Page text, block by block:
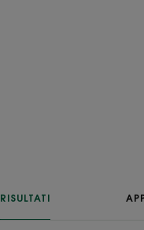
RISULTATI